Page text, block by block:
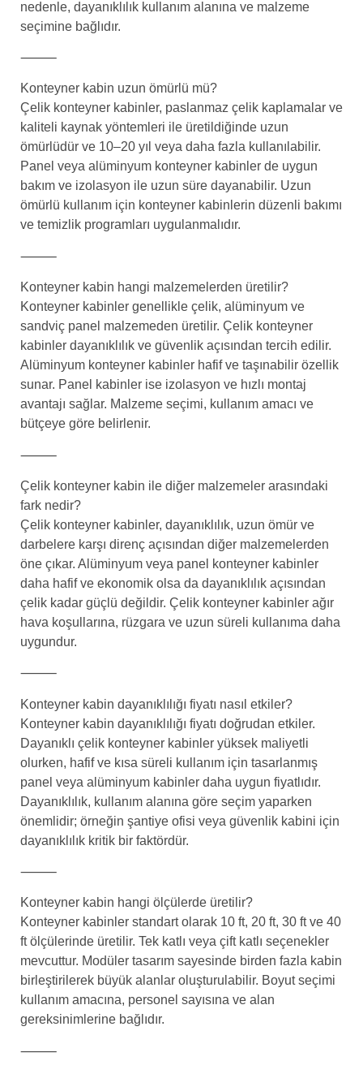
nedenle, dayanıklılık kullanım alanına ve malzeme
seçimine bağlıdır.
⸻
Konteyner kabin uzun ömürlü mü?
Çelik konteyner kabinler, paslanmaz çelik kaplamalar ve
kaliteli kaynak yöntemleri ile üretildiğinde uzun
ömürlüdür ve 10–20 yıl veya daha fazla kullanılabilir.
Panel veya alüminyum konteyner kabinler de uygun
bakım ve izolasyon ile uzun süre dayanabilir. Uzun
ömürlü kullanım için konteyner kabinlerin düzenli bakımı
ve temizlik programları uygulanmalıdır.
⸻
Konteyner kabin hangi malzemelerden üretilir?
Konteyner kabinler genellikle çelik, alüminyum ve
sandviç panel malzemeden üretilir. Çelik konteyner
kabinler dayanıklılık ve güvenlik açısından tercih edilir.
Alüminyum konteyner kabinler hafif ve taşınabilir özellik
sunar. Panel kabinler ise izolasyon ve hızlı montaj
avantajı sağlar. Malzeme seçimi, kullanım amacı ve
bütçeye göre belirlenir.
⸻
Çelik konteyner kabin ile diğer malzemeler arasındaki
fark nedir?
Çelik konteyner kabinler, dayanıklılık, uzun ömür ve
darbelere karşı direnç açısından diğer malzemelerden
öne çıkar. Alüminyum veya panel konteyner kabinler
daha hafif ve ekonomik olsa da dayanıklılık açısından
çelik kadar güçlü değildir. Çelik konteyner kabinler ağır
hava koşullarına, rüzgara ve uzun süreli kullanıma daha
uygundur.
⸻
Konteyner kabin dayanıklılığı fiyatı nasıl etkiler?
Konteyner kabin dayanıklılığı fiyatı doğrudan etkiler.
Dayanıklı çelik konteyner kabinler yüksek maliyetli
olurken, hafif ve kısa süreli kullanım için tasarlanmış
panel veya alüminyum kabinler daha uygun fiyatlıdır.
Dayanıklılık, kullanım alanına göre seçim yaparken
önemlidir; örneğin şantiye ofisi veya güvenlik kabini için
dayanıklılık kritik bir faktördür.
⸻
Konteyner kabin hangi ölçülerde üretilir?
Konteyner kabinler standart olarak 10 ft, 20 ft, 30 ft ve 40
ft ölçülerinde üretilir. Tek katlı veya çift katlı seçenekler
mevcuttur. Modüler tasarım sayesinde birden fazla kabin
birleştirilerek büyük alanlar oluşturulabilir. Boyut seçimi
kullanım amacına, personel sayısına ve alan
gereksinimlerine bağlıdır.
⸻